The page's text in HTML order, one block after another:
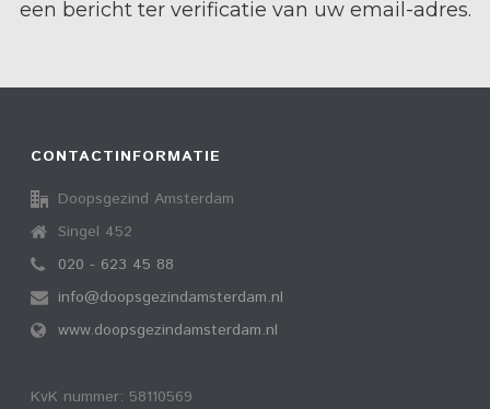
een bericht ter verificatie van uw email-adres.
CONTACTINFORMATIE
Doopsgezind Amsterdam
Singel 452
020 - 623 45 88
info@doopsgezindamsterdam.nl
www.doopsgezindamsterdam.nl
KvK nummer: 58110569